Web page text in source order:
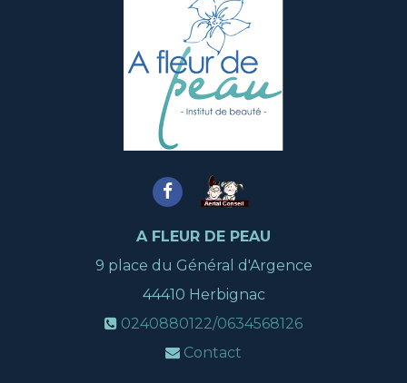
A FLEUR DE PEAU
9 place du Général d'Argence
44410 Herbignac
0240880122/0634568126
Contact